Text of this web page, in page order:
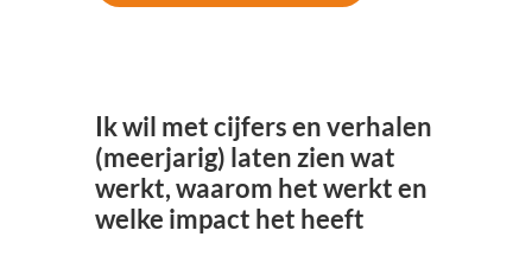
Ik wil met cijfers en verhalen
(meerjarig) laten zien wat
werkt, waarom het werkt en
welke impact het heeft